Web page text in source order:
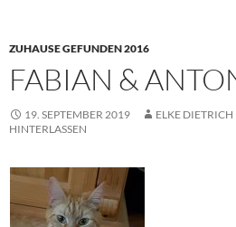
ZUHAUSE GEFUNDEN 2016
FABIAN &
19. SEPTEMBER 2019 ELKE DIETRICH
HINTERLASSEN